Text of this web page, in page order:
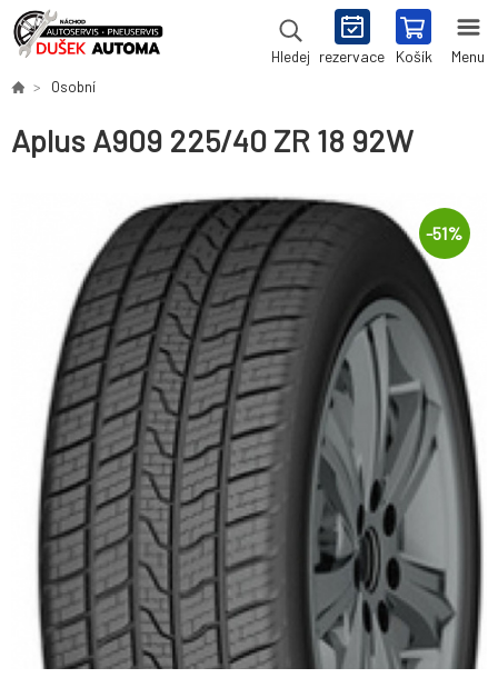
Hledej rezervace Košík Menu
Osobní
Aplus A909 225/40 ZR 18 92W
-51%